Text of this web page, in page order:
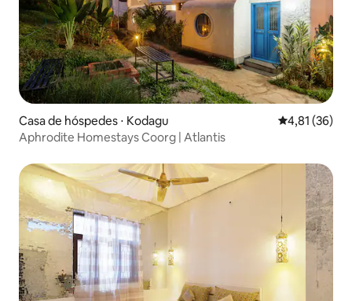
Casa de hóspedes ⋅ Kodagu 4,81 de uma
4,81 (36)
Aphrodite Homestays Coorg | Atlantis